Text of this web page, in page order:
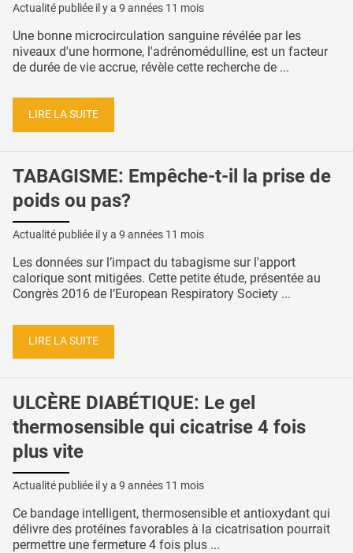
Actualité publiée il y a 9 années 11 mois
Une bonne microcirculation sanguine révélée par les
niveaux d'une hormone, l'adrénomédulline, est un facteur
de durée de vie accrue, révèle cette recherche de ...
LIRE LA SUITE
TABAGISME: Empêche-t-il la prise de
poids ou pas?
Actualité publiée il y a 9 années 11 mois
Les données sur l’impact du tabagisme sur l'apport
calorique sont mitigées. Cette petite étude, présentée au
Congrès 2016 de l’European Respiratory Society ...
LIRE LA SUITE
ULCÈRE DIABÉTIQUE: Le gel
thermosensible qui cicatrise 4 fois
plus vite
Actualité publiée il y a 9 années 11 mois
Ce bandage intelligent, thermosensible et antioxydant qui
délivre des protéines favorables à la cicatrisation pourrait
permettre une fermeture 4 fois plus ...